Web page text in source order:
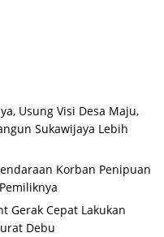
Usung Visi Desa Maju,
Sukawijaya Lebih
Korban Penipuan
Gerak Cepat Lakukan
Debu